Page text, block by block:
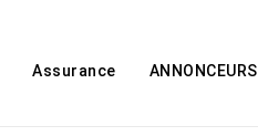
Assurance ANNONCEURS